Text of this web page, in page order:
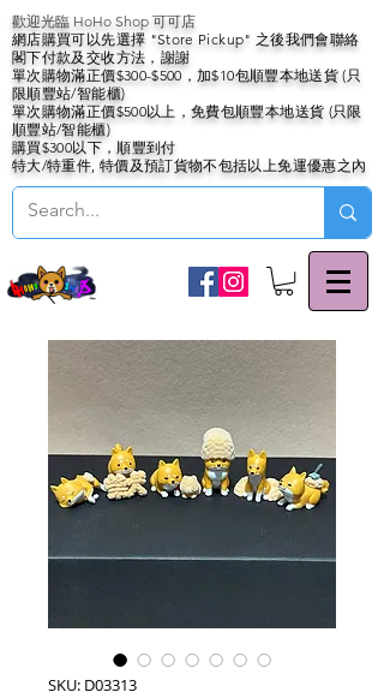
歡迎光臨 HoHo Shop 可可店
網店購買可以先選擇 "Store Pickup" 之後我們會聯絡
閣下付款及交收方法，謝謝
單次購物滿正價$300-$500，加$10包順豐本地送貨 (只
限順豐站/智能櫃)
單次購物滿正價$500以上，免費包順豐本地送貨 (只限
順豐站/智能櫃)
購買$300以下，順豐到付
特大/特重件, 特價及預訂貨物不包括以上免運優惠之內
SKU: D03313